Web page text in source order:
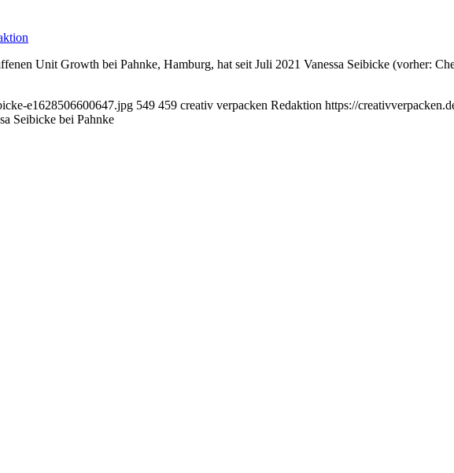
Unit Growth bei Pahnke, Hamburg, hat seit Juli 2021 Vanessa Seibicke (vorher:
e1628506600647.jpg 549 459 creativ verpacken Redaktion https://
Seibicke bei Pahnke